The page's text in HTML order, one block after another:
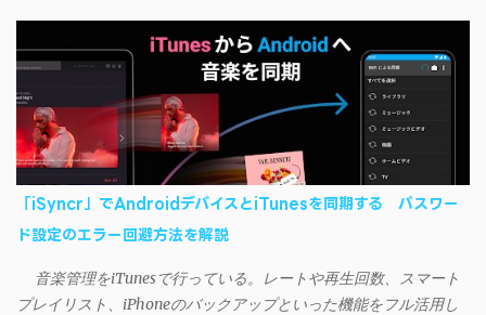
「iSyncr」でAndroidデバイスとiTunesを同期する パスワー
ド設定のエラー回避方法を解説
音楽管理をiTunesで行っている。レートや再生回数、スマート
プレイリスト、iPhoneのバックアップといった機能をフル活用し